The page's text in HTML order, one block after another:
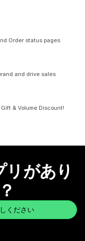
Order status pages
and drive sales
& Volume Discount!
があり
ください